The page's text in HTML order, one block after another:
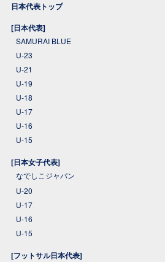
日本代表トップ
[日本代表]
SAMURAI BLUE
U-23
U-21
U-19
U-18
U-17
U-16
U-15
[日本女子代表]
なでしこジャパン
U-20
U-17
U-16
U-15
[フットサル日本代表]